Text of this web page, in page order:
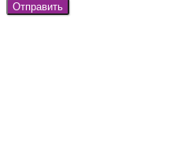
Отправить